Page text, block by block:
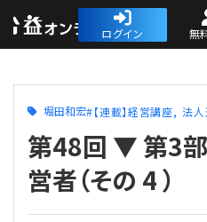
ログイン 無
人気記事
堀田和宏 【連載】経営講座 法
第48回 ▼ 第3
営者（その 4 ）